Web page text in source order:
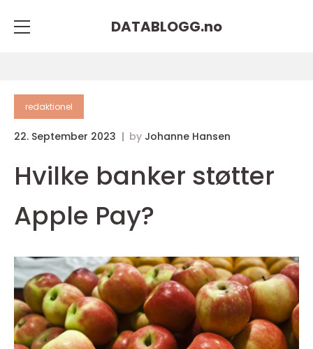
DATABLOGG.no
redaktionel
22. September 2023 by Johanne Hansen
Hvilke banker støtter
Apple Pay?